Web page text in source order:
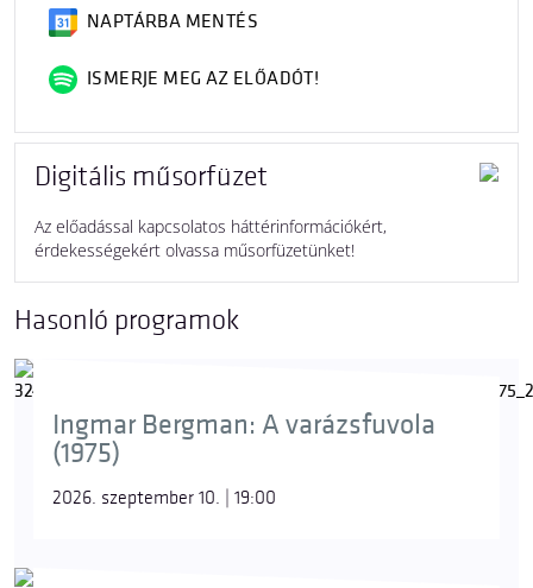
NAPTÁRBA MENTÉS
ISMERJE MEG AZ ELŐADÓT!
Digitális műsorfüzet
Az előadással kapcsolatos háttérinformációkért,
érdekességekért olvassa műsorfüzetünket!
Hasonló programok
Ingmar Bergman: A varázsfuvola
(1975)
2026. szeptember 10. | 19:00